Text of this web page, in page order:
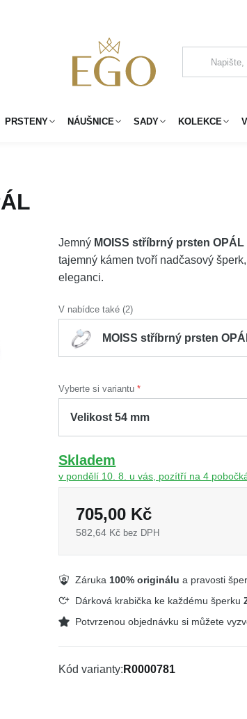
PRSTENY NÁUŠNICE SADY KOLEKCE
Jemný MOISS stříbrný prsten OPÁL
tajemný kámen tvoří nadčasový
eleganci.
V nabídce také (2)
MOISS stříbrný prsten
Vyberte si variantu
Skladem
v pondělí 10. 8. u vás, pozítří na 4
705,00 Kč
582,64 Kč bez DPH
Záruka 100% originálu a pravosti
Dárková krabička ke každému šperku
Potvrzenou objednávku si můžete
Kód varianty R0000781